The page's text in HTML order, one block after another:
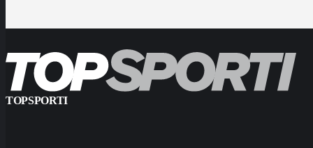
TOPSPORTI